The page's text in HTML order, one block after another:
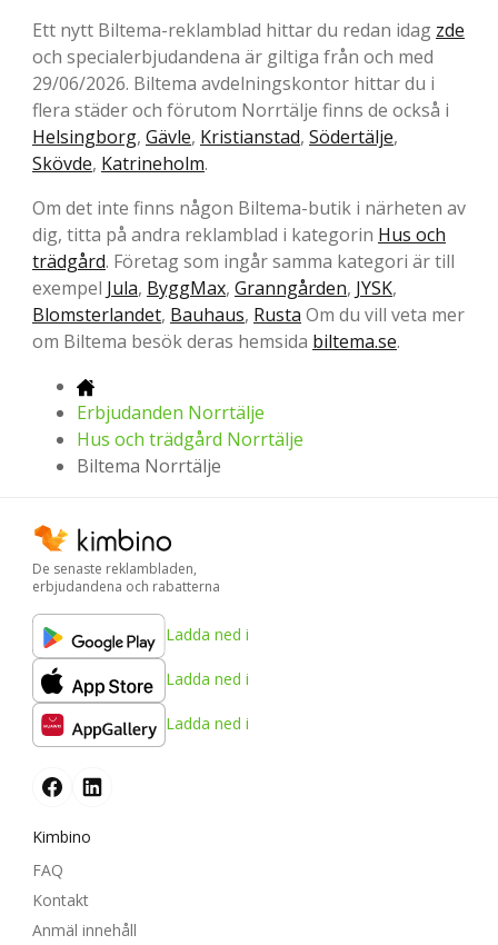
Ett nytt Biltema-reklamblad hittar du redan idag zde
och specialerbjudandena är giltiga från och med
29/06/2026. Biltema avdelningskontor hittar du i
flera städer och förutom Norrtälje finns de också i
Helsingborg, Gävle, Kristianstad, Södertälje,
Skövde, Katrineholm.
Om det inte finns någon Biltema-butik i närheten av
dig, titta på andra reklamblad i kategorin Hus och
trädgård. Företag som ingår samma kategori är till
exempel Jula, ByggMax, Granngården, JYSK,
Blomsterlandet, Bauhaus, Rusta Om du vill veta mer
om Biltema besök deras hemsida biltema.se.
Erbjudanden Norrtälje
Hus och trädgård Norrtälje
Biltema Norrtälje
De senaste reklambladen,
erbjudandena och rabatterna
Ladda ned i
Ladda ned i
Ladda ned i
Kimbino
FAQ
Kontakt
Anmäl innehåll